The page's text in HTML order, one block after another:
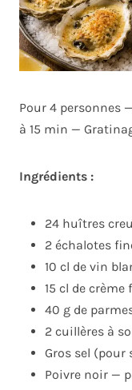
Pour 4 personnes
à 15 min —
Ingrédients :
24 huîtres
2 échalotes
10 cl de vin
15 cl de crème
40 g de
2 cuillères à
Gros sel (pour
Poivre noir —